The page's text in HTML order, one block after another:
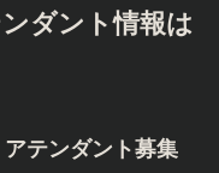
ダント情報は
テンダント募集